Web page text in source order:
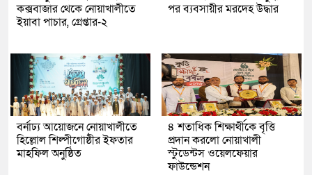
কক্সবাজার থেকে নোয়াখালীতে
ইয়াবা পাচার, গ্রেপ্তার-২
পর ব্যবসায়ীর মরদেহ উদ্ধার
বর্নাঢ্য আয়োজনে নোয়াখালীতে
হিল্লোল শিল্পীগোষ্ঠীর ইফতার
মাহফিল অনুষ্ঠিত
৪ শতাধিক শিক্ষার্থীকে বৃত্তি
প্রদান করলো নোয়াখালী
স্টুডেন্টস ওয়েলফেয়ার
ফাউন্ডেশন